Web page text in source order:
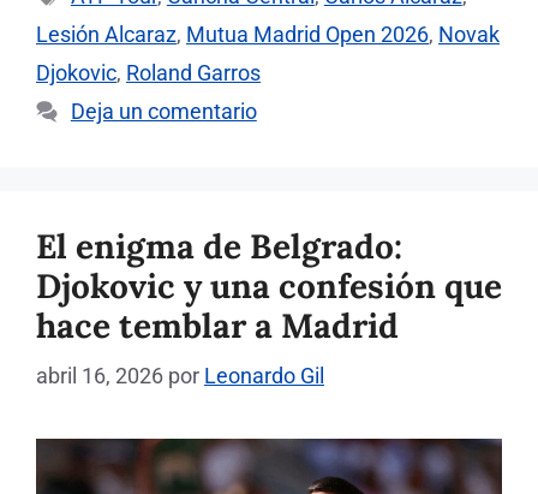
Lesión Alcaraz, Mutua Madrid Open 2026, Novak
Djokovic, Roland Garros
Deja un comentario
El enigma de Belgrado:
Djokovic y una confesión que
hace temblar a Madrid
abril 16, 2026 por Leonardo Gil